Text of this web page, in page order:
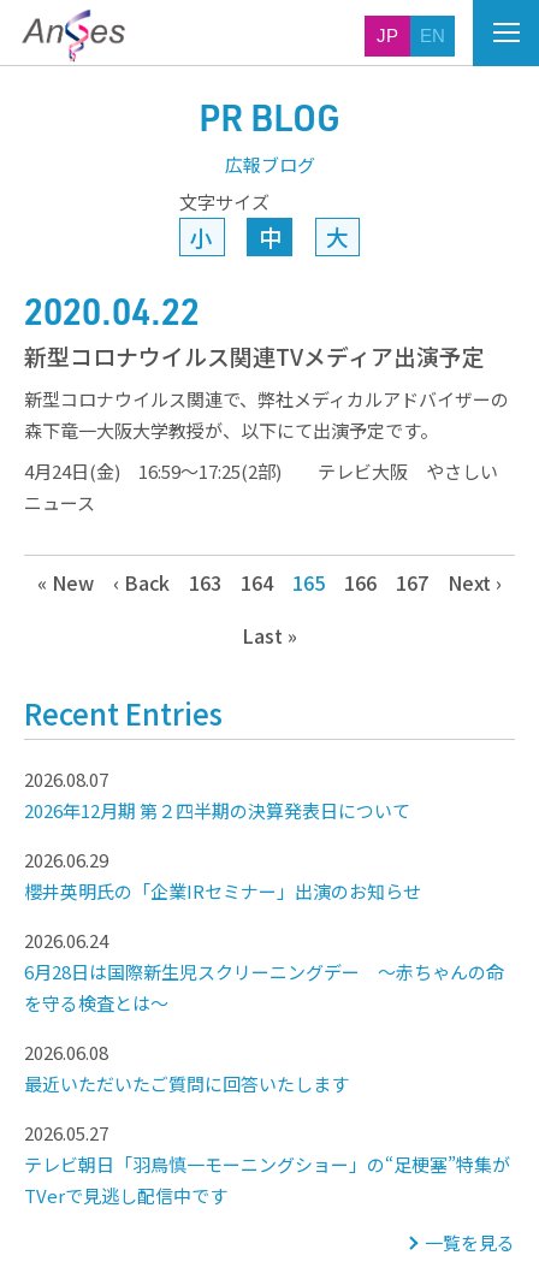
JP EN
PR BLOG
広報ブログ
文字サイズ
小 中 大
2020.04.22
新型コロナウイルス関連TVメディア出演予定
新型コロナウイルス関連で、弊社メディカルアドバイザーの
森下竜一大阪大学教授が、以下にて出演予定です。
4月24日(金) 16:59～17:25(2部) テレビ大阪 やさしい
ニュース
« New ‹ Back 163 164 165 166 167
Next ›
Last »
Recent Entries
2026.08.07
2026年12月期 第２四半期の決算発表日について
2026.06.29
櫻井英明氏の「企業IRセミナー」出演のお知らせ
2026.06.24
6月28日は国際新生児スクリーニングデー ～赤ちゃんの命
を守る検査とは～
2026.06.08
最近いただいたご質問に回答いたします
2026.05.27
テレビ朝日「羽鳥慎一モーニングショー」の“足梗塞”特集が
TVerで見逃し配信中です
一覧を見る